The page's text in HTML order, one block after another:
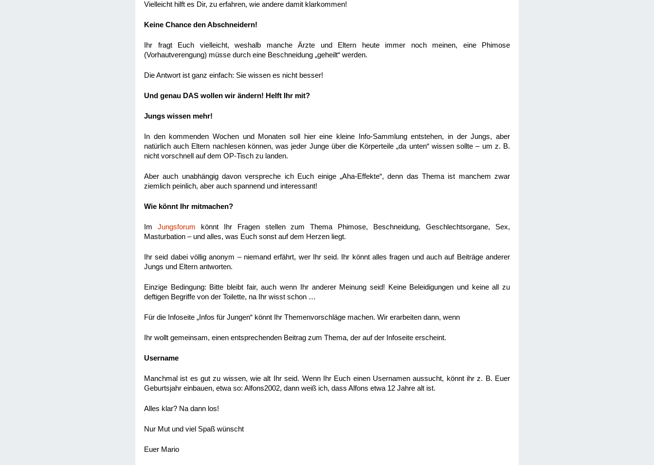
Vielleicht hilft es Dir, zu erfahren, wie andere damit klarkommen!
Keine Chance den Abschneidern!
Ihr fragt Euch vielleicht, weshalb manche Ärzte und Eltern heute immer noch meinen, eine Phimose
(Vorhautverengung) müsse durch eine Beschneidung „geheilt“ werden.
Die Antwort ist ganz einfach: Sie wissen es nicht besser!
Und genau DAS wollen wir ändern! Helft Ihr mit?
Jungs wissen mehr!
In den kommenden Wochen und Monaten soll hier eine kleine Info-Sammlung entstehen, in der Jungs, aber
natürlich auch Eltern nachlesen können, was jeder Junge über die Körperteile „da unten“ wissen sollte – um z. B.
nicht vorschnell auf dem OP-Tisch zu landen.
Aber auch unabhängig davon verspreche ich Euch einige „Aha-Effekte“, denn das Thema ist manchem zwar
ziemlich peinlich, aber auch spannend und interessant!
Wie könnt Ihr mitmachen?
Im Jungsforum könnt Ihr Fragen stellen zum Thema Phimose, Beschneidung, Geschlechtsorgane, Sex,
Masturbation – und alles, was Euch sonst auf dem Herzen liegt.
Ihr seid dabei völlig anonym – niemand erfährt, wer Ihr seid. Ihr könnt alles fragen und auch auf Beiträge anderer
Jungs und Eltern antworten.
Einzige Bedingung: Bitte bleibt fair, auch wenn Ihr anderer Meinung seid! Keine Beleidigungen und keine all zu
deftigen Begriffe von der Toilette, na Ihr wisst schon …
Für die Infoseite „Infos für Jungen“ könnt Ihr Themenvorschläge machen. Wir erarbeiten dann, wenn
Ihr wollt gemeinsam, einen entsprechenden Beitrag zum Thema, der auf der Infoseite erscheint.
Username
Manchmal ist es gut zu wissen, wie alt Ihr seid. Wenn Ihr Euch einen Usernamen aussucht, könnt ihr z. B. Euer
Geburtsjahr einbauen, etwa so: Alfons2002, dann weiß ich, dass Alfons etwa 12 Jahre alt ist.
Alles klar? Na dann los!
Nur Mut und viel Spaß wünscht
Euer Mario